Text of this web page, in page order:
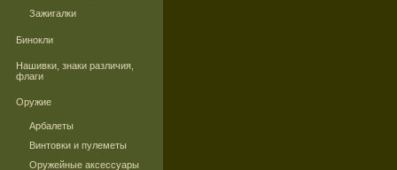
Зажигалки
Бинокли
Нашивки, знаки различия,
флаги
Оружие
Арбалеты
Винтовки и пулеметы
Оружейные аксессуары